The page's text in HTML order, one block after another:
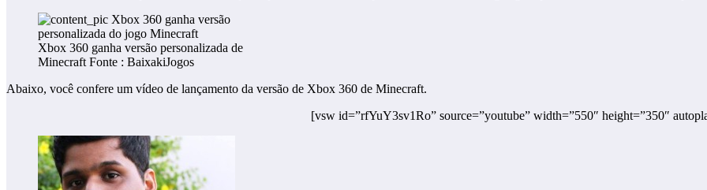
Xbox 360 ganha versão personalizada de
Minecraft Fonte : BaixakiJogos
Abaixo, você confere um vídeo de lançamento da versão de Xbox 360 de Minecraft.
[vsw id=”rfYuY3sv1Ro” source=”youtube” width=”550″ height=”350″